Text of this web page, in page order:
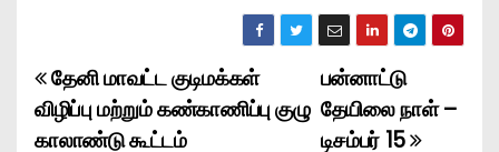
P
o
பன்னாட்டு
தேயிலை நாள் –
டிசம்பர் 15
தேனி மாவட்ட குடிமக்கள்
விழிப்பு மற்றும் கண்காணிப்பு குழு
காலாண்டு கூட்டம்